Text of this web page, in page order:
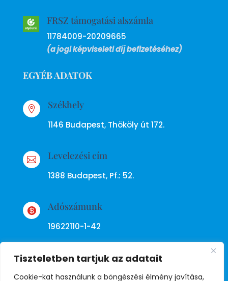
Tiszteletben tartjuk az adatait
Cookie-kat használunk a böngészési élmény javítása,
FRSZ támogatási alszámla
11784009-20209665
(a jogi képviseleti díj befizetéséhez)
EGYÉB ADATOK
 Székhely
1146 Budapest, Thököly út 172.
 Levelezési cím
1388 Budapest, Pf.: 52.
 Adószámunk
19622110-1-42